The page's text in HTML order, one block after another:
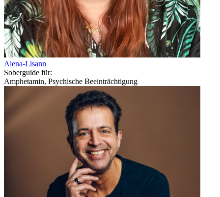
Alena-Lisann
Soberguide für:
Amphetamin, Psychische Beeinträchtigung